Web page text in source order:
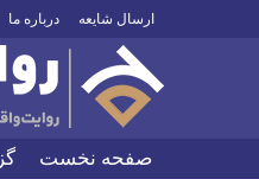
ارسال شایعه درباره ما
صفحه نخست